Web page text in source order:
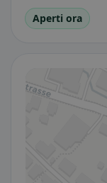
Aperti ora